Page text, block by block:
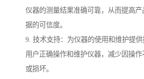
仪器的测量结果准确可靠，从而提高
据的可信度。
9. 技术支持：为仪器的使用和维护提
用户正确操作和维护仪器，减少因操
或损坏。